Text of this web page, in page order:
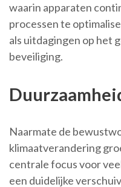
waarin apparaten
processen te
als uitdagingen op het
beveiliging.
Naarmate de
klimaatverandering
centrale focus voor
een duidelijke